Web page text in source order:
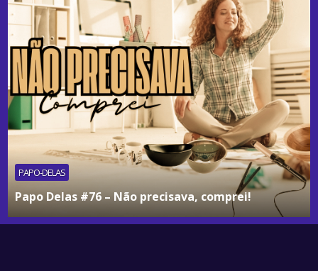
PAPO-DELAS
Papo Delas #76 – Não precisava, comprei!